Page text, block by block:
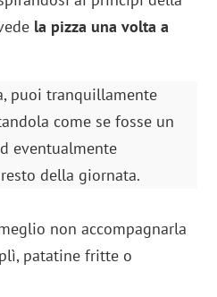
la pizza una volta a
puoi tranquillamente
come se fosse un
eventualmente
della giornata.
non accompagnarla
patatine fritte o